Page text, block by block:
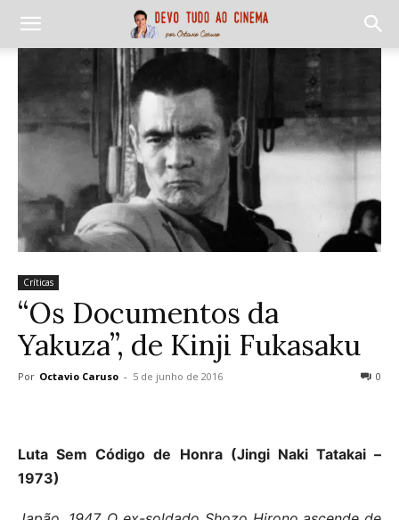
Críticas
“Os Documentos da
Yakuza”, de Kinji Fukasaku
Por Octavio Caruso - 5 de junho de 2016 0
Luta Sem Código de Honra (Jingi Naki Tatakai –
1973)